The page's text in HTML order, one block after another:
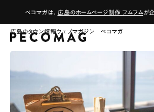
ペコマガは、 広島のホームページ制作 フムフムが
広島のタウン情報ウェブマガジン ペコマガ